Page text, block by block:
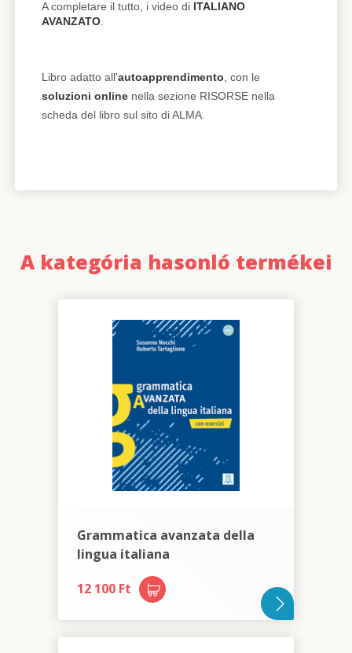
A completare il tutto, i video di ITALIANO
AVANZATO.
Libro adatto all'autoapprendimento , con le
soluzioni onlinenella sezione RISORSE nella
scheda del libro sul sito di ALMA.
A kategória hasonló termékei
Grammatica avanzata della
lingua italiana
12 100 Ft